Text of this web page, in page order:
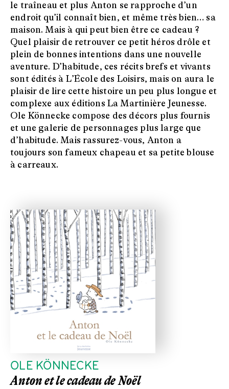
OLE KÖNNECKE
Anton et le cadeau de Noël
le traîneau et plus Anton se rapproche d’un
endroit qu’il connaît bien, et même très bien… sa
maison. Mais à qui peut bien être ce cadeau ?
Quel plaisir de retrouver ce petit héros drôle et
plein de bonnes intentions dans une nouvelle
aventure. D’habitude, ces récits brefs et vivants
sont édités à L’École des Loisirs, mais on aura le
plaisir de lire cette histoire un peu plus longue et
complexe aux éditions La Martinière Jeunesse.
Ole Könnecke compose des décors plus fournis
et une galerie de personnages plus large que
d’habitude. Mais rassurez-vous, Anton a
toujours son fameux chapeau et sa petite blouse
à carreaux.